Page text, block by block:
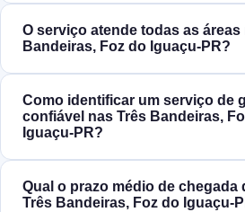
O serviço atende todas as áreas
Bandeiras, Foz do Iguaçu‑PR?
Como identificar um serviço de
confiável nas Três Bandeiras,
Iguaçu‑PR?
Qual o prazo médio de
Três Bandeiras, Foz do